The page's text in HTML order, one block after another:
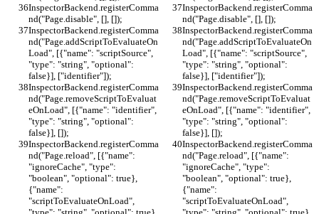
InspectorBackend.registerComma
nd("Page.disable", [], []);
InspectorBackend.registerComma
nd("Page.disable", [], []);
InspectorBackend.registerComma
nd("Page.addScriptToEvaluateOn
Load", [{"name": "scriptSource",
"type": "string", "optional":
false}], ["identifier"]);
InspectorBackend.registerComma
nd("Page.addScriptToEvaluateOn
Load", [{"name": "scriptSource",
"type": "string", "optional":
false}], ["identifier"]);
InspectorBackend.registerComma
nd("Page.removeScriptToEvaluat
eOnLoad", [{"name": "identifier",
"type": "string", "optional":
false}], []);
InspectorBackend.registerComma
nd("Page.removeScriptToEvaluat
eOnLoad", [{"name": "identifier",
"type": "string", "optional":
false}], []);
InspectorBackend.registerComma
nd("Page.reload", [{"name":
"ignoreCache", "type":
"boolean", "optional": true},
{"name":
"scriptToEvaluateOnLoad",
InspectorBackend.registerComma
nd("Page.reload", [{"name":
"ignoreCache", "type":
"boolean", "optional": true},
{"name":
"scriptToEvaluateOnLoad",